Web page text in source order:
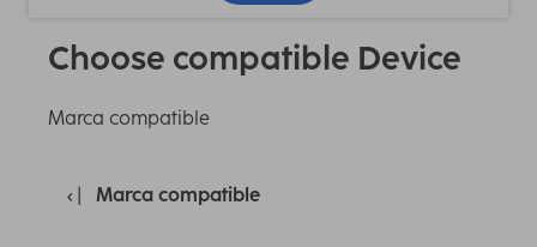
Choose compatible Device
Marca compatible
Marca compatible